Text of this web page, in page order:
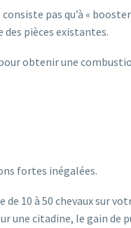
pas qu’à «
pièces existantes.
obtenir une
fortes inégalées.
10 à 50 chevaux sur
une citadine, le gain de